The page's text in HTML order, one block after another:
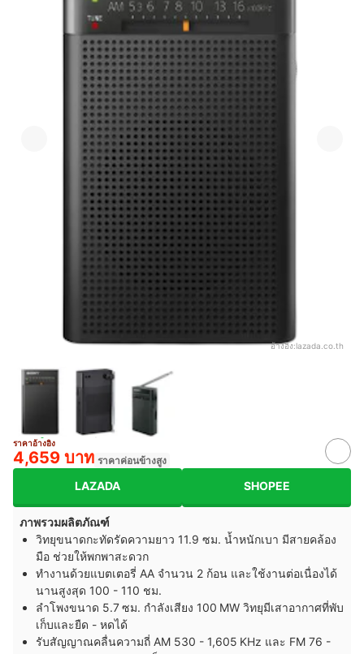
อ้างอิง:lazada.co.th
ราคาอ้างอิง
4,659 บาท ราคาค่อนข้างสูง
LAZADA SHOPEE
ภาพรวมผลิตภัณฑ์
วิทยุขนาดกะทัดรัดความยาว 11.9 ซม. น้ำหนักเบา มีสายคล้อง
มือ ช่วยให้พกพาสะดวก
ทำงานด้วยแบตเตอรี่ AA จำนวน 2 ก้อน และใช้งานต่อเนื่องได้
นานสูงสุด 100 - 110 ชม.
ลำโพงขนาด 5.7 ซม. กำลังเสียง 100 MW วิทยุมีเสาอากาศที่พับ
เก็บและยืด - หดได้
รับสัญญาณคลื่นความถี่ AM 530 - 1,605 KHz และ FM 76 -